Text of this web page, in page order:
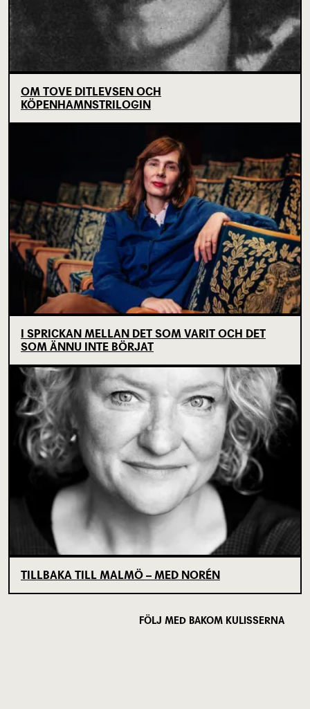
OM TOVE DITLEVSEN OCH
KÖPENHAMNSTRILOGIN
I SPRICKAN MELLAN DET SOM VARIT OCH DET
SOM ÄNNU INTE BÖRJAT
TILLBAKA TILL MALMÖ – MED NORÉN
FÖLJ MED BAKOM KULISSERNA